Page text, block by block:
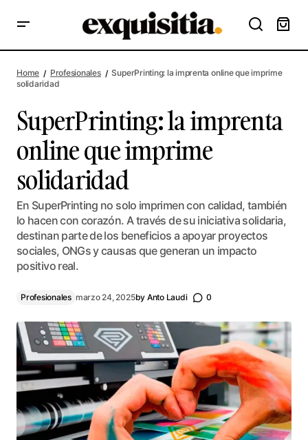
Home Profesionales
SuperPrinting: la imprenta online que imprime
solidaridad
SuperPrinting: la imprenta
online que imprime
solidaridad
En SuperPrinting no solo imprimen con calidad, también
lo hacen con corazón. A través de su iniciativa solidaria,
destinan parte de los beneficios a apoyar proyectos
sociales, ONGs y causas que generan un impacto
positivo real.
Profesionales marzo 24, 2025by Anto Laudi 0